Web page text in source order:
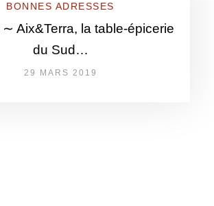
BONNES ADRESSES
Aix&Terra, la table-épicerie
du Sud…
29 MARS 2019